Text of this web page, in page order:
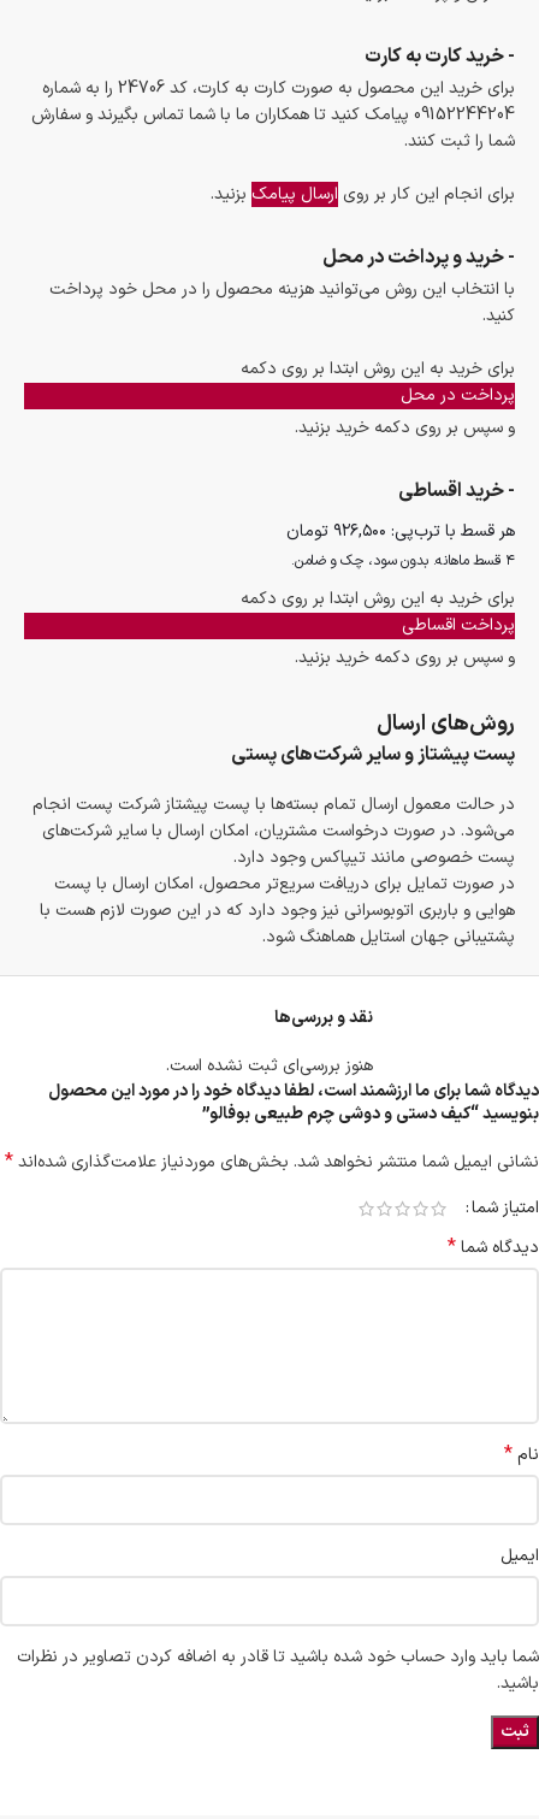
- خرید کارت به کارت
برای خرید این محصول به صورت کارت به کارت، کد 24706 را به شماره
09152244204 پیامک کنید تا همکاران ما با شما تماس بگیرند و سفارش
شما را ثبت کنند.
برای انجام این کار بر روی ارسال پیامک بزنید.
- خرید و پرداخت در محل
با انتخاب این روش می‌توانید هزینه محصول را در محل خود پرداخت
کنید.
برای خرید به این روش ابتدا بر روی دکمه
پرداخت در محل
و سپس بر روی دکمه خرید بزنید.
- خرید اقساطی
هر قسط با ترب‌پی: ۹۲۶,۵۰۰ تومان
۴ قسط ماهانه. بدون سود، چک و ضامن.
برای خرید به این روش ابتدا بر روی دکمه
پرداخت اقساطی
و سپس بر روی دکمه خرید بزنید.
روش‌های ارسال
پست پیشتاز و سایر شرکت‌های پستی
در حالت معمول ارسال تمام بسته‌ها با پست پیشتاز شرکت پست انجام
می‌شود. در صورت درخواست مشتریان، امکان ارسال با سایر شرکت‌های
پست خصوصی مانند تیپاکس وجود دارد.
در صورت تمایل برای دریافت سریع‌تر محصول، امکان ارسال با پست
هوایی و باربری اتوبوسرانی نیز وجود دارد که در این صورت لازم هست با
پشتیبانی جهان استایل هماهنگ شود.
نقد و بررسی‌ها
هنوز بررسی‌ای ثبت نشده است.
دیدگاه شما برای ما ارزشمند است، لطفا دیدگاه خود را در مورد این محصول
بنویسید “کیف دستی و دوشی چرم طبیعی بوفالو”
نشانی ایمیل شما منتشر نخواهد شد. بخش‌های موردنیاز علامت‌گذاری شده‌اند*
امتیاز شما
دیدگاه شما*
نام*
ایمیل
شما باید وارد حساب خود شده باشید تا قادر به اضافه کردن تصاویر در نظرات
باشید.